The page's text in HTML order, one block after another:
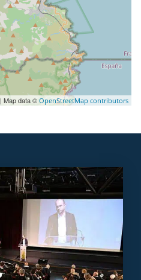
| Map data © OpenStreetMap contributors